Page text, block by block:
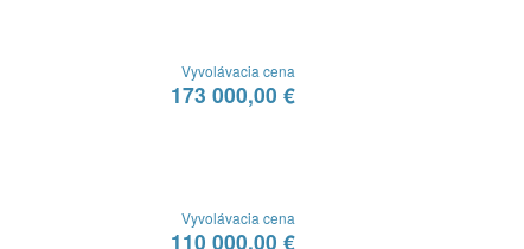
Vyvolávacia cena
173 000,00 €
Vyvolávacia cena
110 000,00 €